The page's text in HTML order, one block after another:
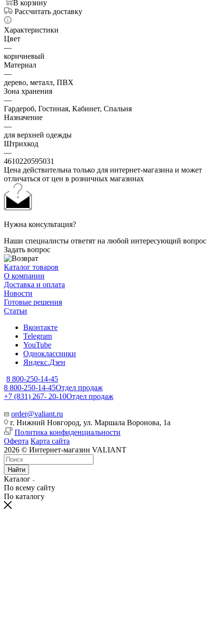
В корзину
Рассчитать доставку
Характеристики
Цвет
—
коричневый
Материал
—
дерево, металл, ПВХ
Зона хранения
—
Гардероб, Гостиная, Кабинет, Спальня
Назначение
—
для верхней одежды
Штрихкод
—
4610220595031
Цена действительна только для интернет-магазина и может
отличаться от цен в розничных магазинах
Нужна консультация?
Наши специалисты ответят на любой интересующий вопрос
Задать вопрос
Каталог товаров
О компании
Доставка и оплата
Новости
Готовые решения
Статьи
Вконтакте
Telegram
YouTube
Одноклассники
Яндекс.Дзен
8 800-250-14-45
8 800-250-14-45Отдел продаж
+7 (831) 267- 20-10Отдел продаж
order@valiant.ru
г. Нижний Новгород, ул. Маршала Воронова, 1а
Политика конфиденциальности
Оферта Карта сайта
2026 © Интернет-магазин VALIANT
Найти
Каталог
По всему сайту
По каталогу